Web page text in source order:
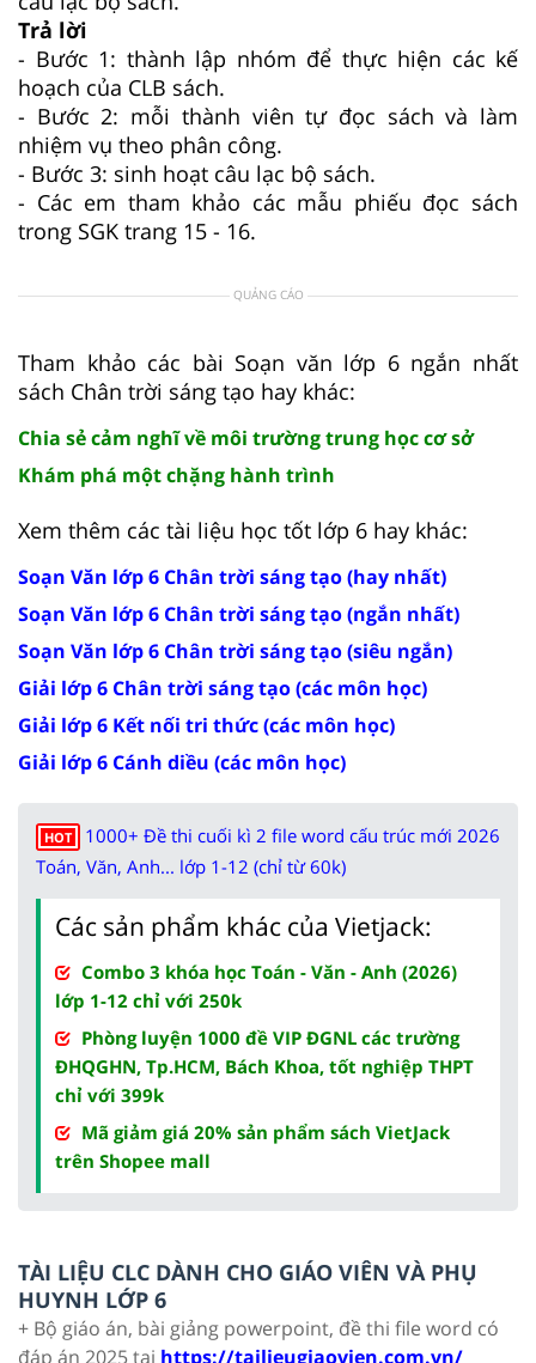
Trả lời
- Bước 1: thành lập nhóm để thực hiện các kế
hoạch của CLB sách.
- Bước 2: mỗi thành viên tự đọc sách và làm
nhiệm vụ theo phân công.
- Bước 3: sinh hoạt câu lạc bộ sách.
- Các em tham khảo các mẫu phiếu đọc sách
trong SGK trang 15 - 16.
QUẢNG CÁO
Tham khảo các bài Soạn văn lớp 6 ngắn nhất
sách Chân trời sáng tạo hay khác:
Chia sẻ cảm nghĩ về môi trường trung học cơ sở
Khám phá một chặng hành trình
Xem thêm các tài liệu học tốt lớp 6 hay khác:
Soạn Văn lớp 6 Chân trời sáng tạo (hay nhất)
Soạn Văn lớp 6 Chân trời sáng tạo (ngắn nhất)
Soạn Văn lớp 6 Chân trời sáng tạo (siêu ngắn)
Giải lớp 6 Chân trời sáng tạo (các môn học)
Giải lớp 6 Kết nối tri thức (các môn học)
Giải lớp 6 Cánh diều (các môn học)
HOT
1000+ Đề thi cuối kì 2 file word cấu trúc mới 2026
Toán, Văn, Anh... lớp 1-12 (chỉ từ 60k)
Các sản phẩm khác của Vietjack:
Combo 3 khóa học Toán - Văn - Anh (2026)
lớp 1-12 chỉ với 250k
Phòng luyện 1000 đề VIP ĐGNL các trường
ĐHQGHN, Tp.HCM, Bách Khoa, tốt nghiệp THPT
chỉ với 399k
Mã giảm giá 20% sản phẩm sách VietJack
trên Shopee mall
TÀI LIỆU CLC DÀNH CHO GIÁO VIÊN VÀ PHỤ
HUYNH LỚP 6
+ Bộ giáo án, bài giảng powerpoint, đề thi file word có
đáp án 2025 tại https://tailieugiaovien.com.vn/